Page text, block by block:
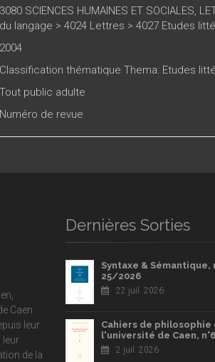
3080 SCIENCES HUMAINES ET SOCIALES,
du langage > 4024 Lettres > 4027 Etudes
2004
Classification thématique Thema: Etudes
Tout public adulte
Numéro de revue
Caen
leur
leur
de la
Dernières Sorties
Syntaxe & Sémantique,
25/2026
22 juil. 2026
Cahiers de philosophie
l'université de Caen,
2 juil. 2026